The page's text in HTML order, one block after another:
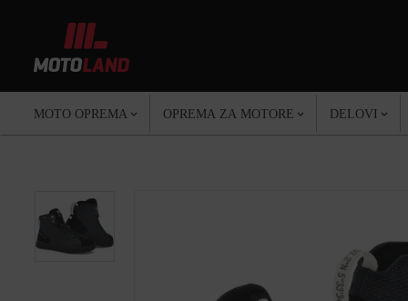
MOTO OPREMA OPREMA ZA MOTORE DELOVI